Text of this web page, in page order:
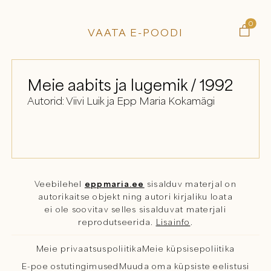
VAATA E-POODI
0

Meie aabits ja lugemik / 1992
Autorid: Viivi Luik ja Epp Maria Kokamägi
Veebilehel eppmaria.ee sisalduv materjal on
autorikaitse objekt ning autori kirjaliku loata
ei ole soovitav selles sisalduvat materjali
reprodutseerida. Lisainfo
Meie privaatsuspoliitikaMeie küpsisepoliitika
E-poe ostutingimused Muuda oma küpsiste eelistusi